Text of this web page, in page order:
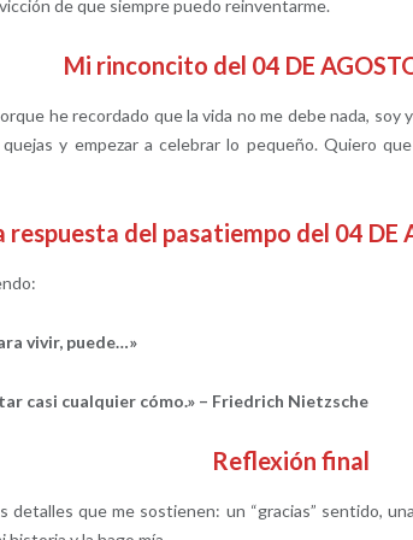
de que siempre puedo reinventarme.
Mi rinconcito del 04 DE
he recordado que la vida no me debe nada,
y empezar a celebrar lo pequeño. Quiero
respuesta del pasatiempo del 04 DE
vivir, puede…»
casi cualquier cómo.» – Friedrich Nietzsche
Reflexión final
detalles que me sostienen: un “gracias” sentido,